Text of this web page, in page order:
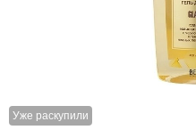
Уже раскупили